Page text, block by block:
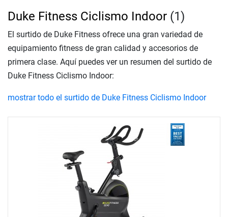
Duke Fitness Ciclismo Indoor (1)
El surtido de Duke Fitness ofrece una gran variedad de
equipamiento fitness de gran calidad y accesorios de
primera clase. Aquí puedes ver un resumen del surtido de
Duke Fitness Ciclismo Indoor:
mostrar todo el surtido de Duke Fitness Ciclismo Indoor